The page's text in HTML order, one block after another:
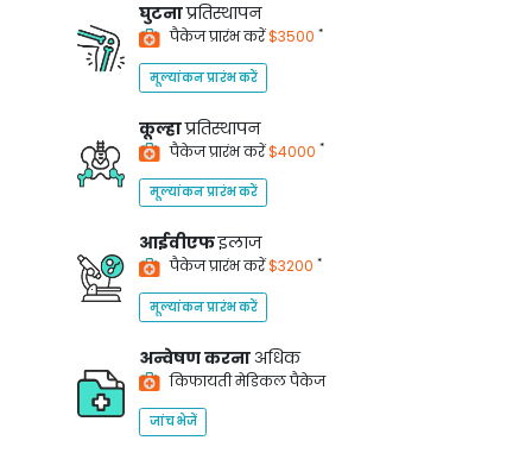
घुटनाप्रतिस्थापन
पैकेज प्रारंभ करें$3500 *
मूल्यांकन प्रारंभ करें
कूल्हाप्रतिस्थापन
पैकेज प्रारंभ करें$4000 *
मूल्यांकन प्रारंभ करें
आईवीएफइलाज
पैकेज प्रारंभ करें$3200 *
मूल्यांकन प्रारंभ करें
अन्वेषण करना अधिक
किफायती मेडिकल पैकेज
जांच भेजें